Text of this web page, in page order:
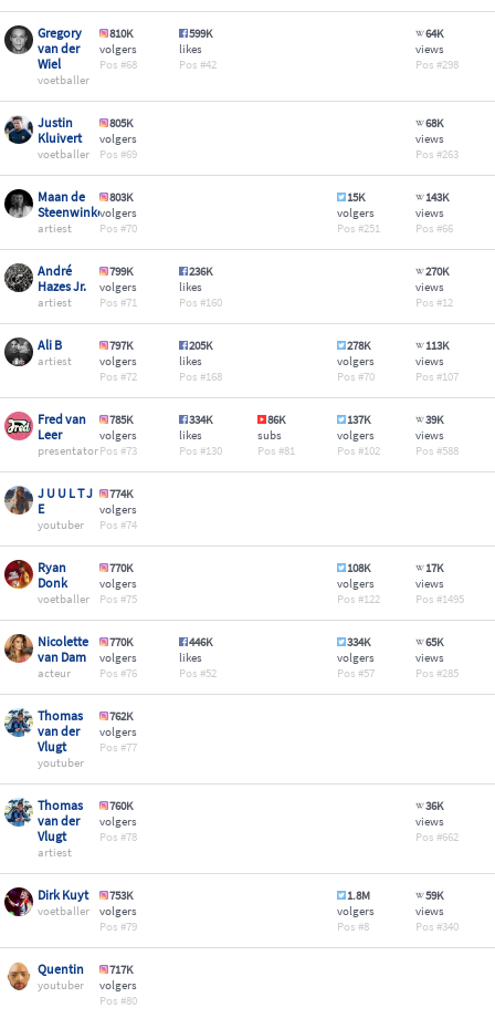
Gregory
van der
Wiel
voetballer
810K
volgers
68
599K
likes
42
64K
views
298
Justin
Kluivert
voetballer
805K
volgers
69
68K
views
263
Maan de
Steenwinkel
artiest
803K
volgers
70
15K
volgers
251
143K
views
66
André
Hazes Jr.
artiest
799K
volgers
71
236K
likes
160
270K
views
12
Ali B
artiest
797K
volgers
72
205K
likes
168
278K
volgers
70
113K
views
107
Fred van
Leer
presentator
785K
volgers
73
334K
likes
130
86K
subs
81
137K
volgers
102
39K
views
588
J U U L T J
E
youtuber
774K
volgers
74
Ryan
Donk
voetballer
770K
volgers
75
108K
volgers
122
17K
views
1495
Nicolette
van Dam
acteur
770K
volgers
76
446K
likes
52
334K
volgers
57
65K
views
285
Thomas
van der
Vlugt
youtuber
762K
volgers
77
Thomas
van der
Vlugt
artiest
760K
volgers
78
36K
views
662
Dirk Kuyt
voetballer
753K
volgers
79
1.8M
volgers
8
59K
views
340
Quentin
youtuber
717K
volgers
80